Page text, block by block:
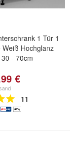
1 Tür 1
Weiß Hochglanz
- 70cm
€
11